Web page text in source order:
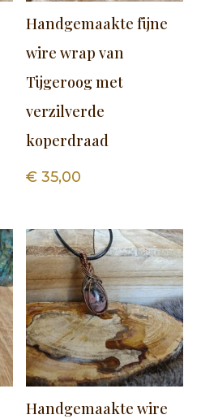
Handgemaakte fijne
wire wrap van
Tijgeroog met
verzilverde
koperdraad
€ 35,00
Handgemaakte wire